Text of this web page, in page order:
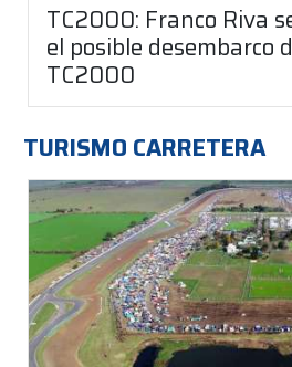
TC2000: Franco Riva
el posible desembarco
TC2000
TURISMO CARRETERA